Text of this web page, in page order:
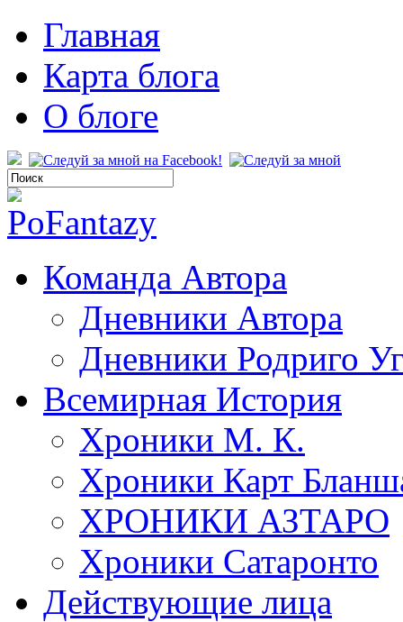
Главная
Карта блога
О блоге
Команда Автора
Дневники Автора
Дневники Родриго
Всемирная История
Хроники М. К.
Хроники Карт
ХРОНИКИ АЗТАРО
Хроники Сатаронто
Действующие лица